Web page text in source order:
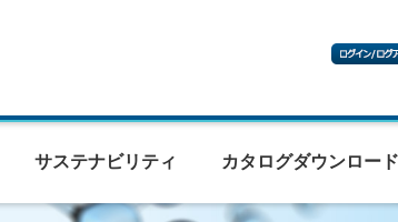
サステナビリティ カタログダウンロード